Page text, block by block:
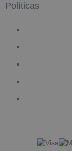
Políticas